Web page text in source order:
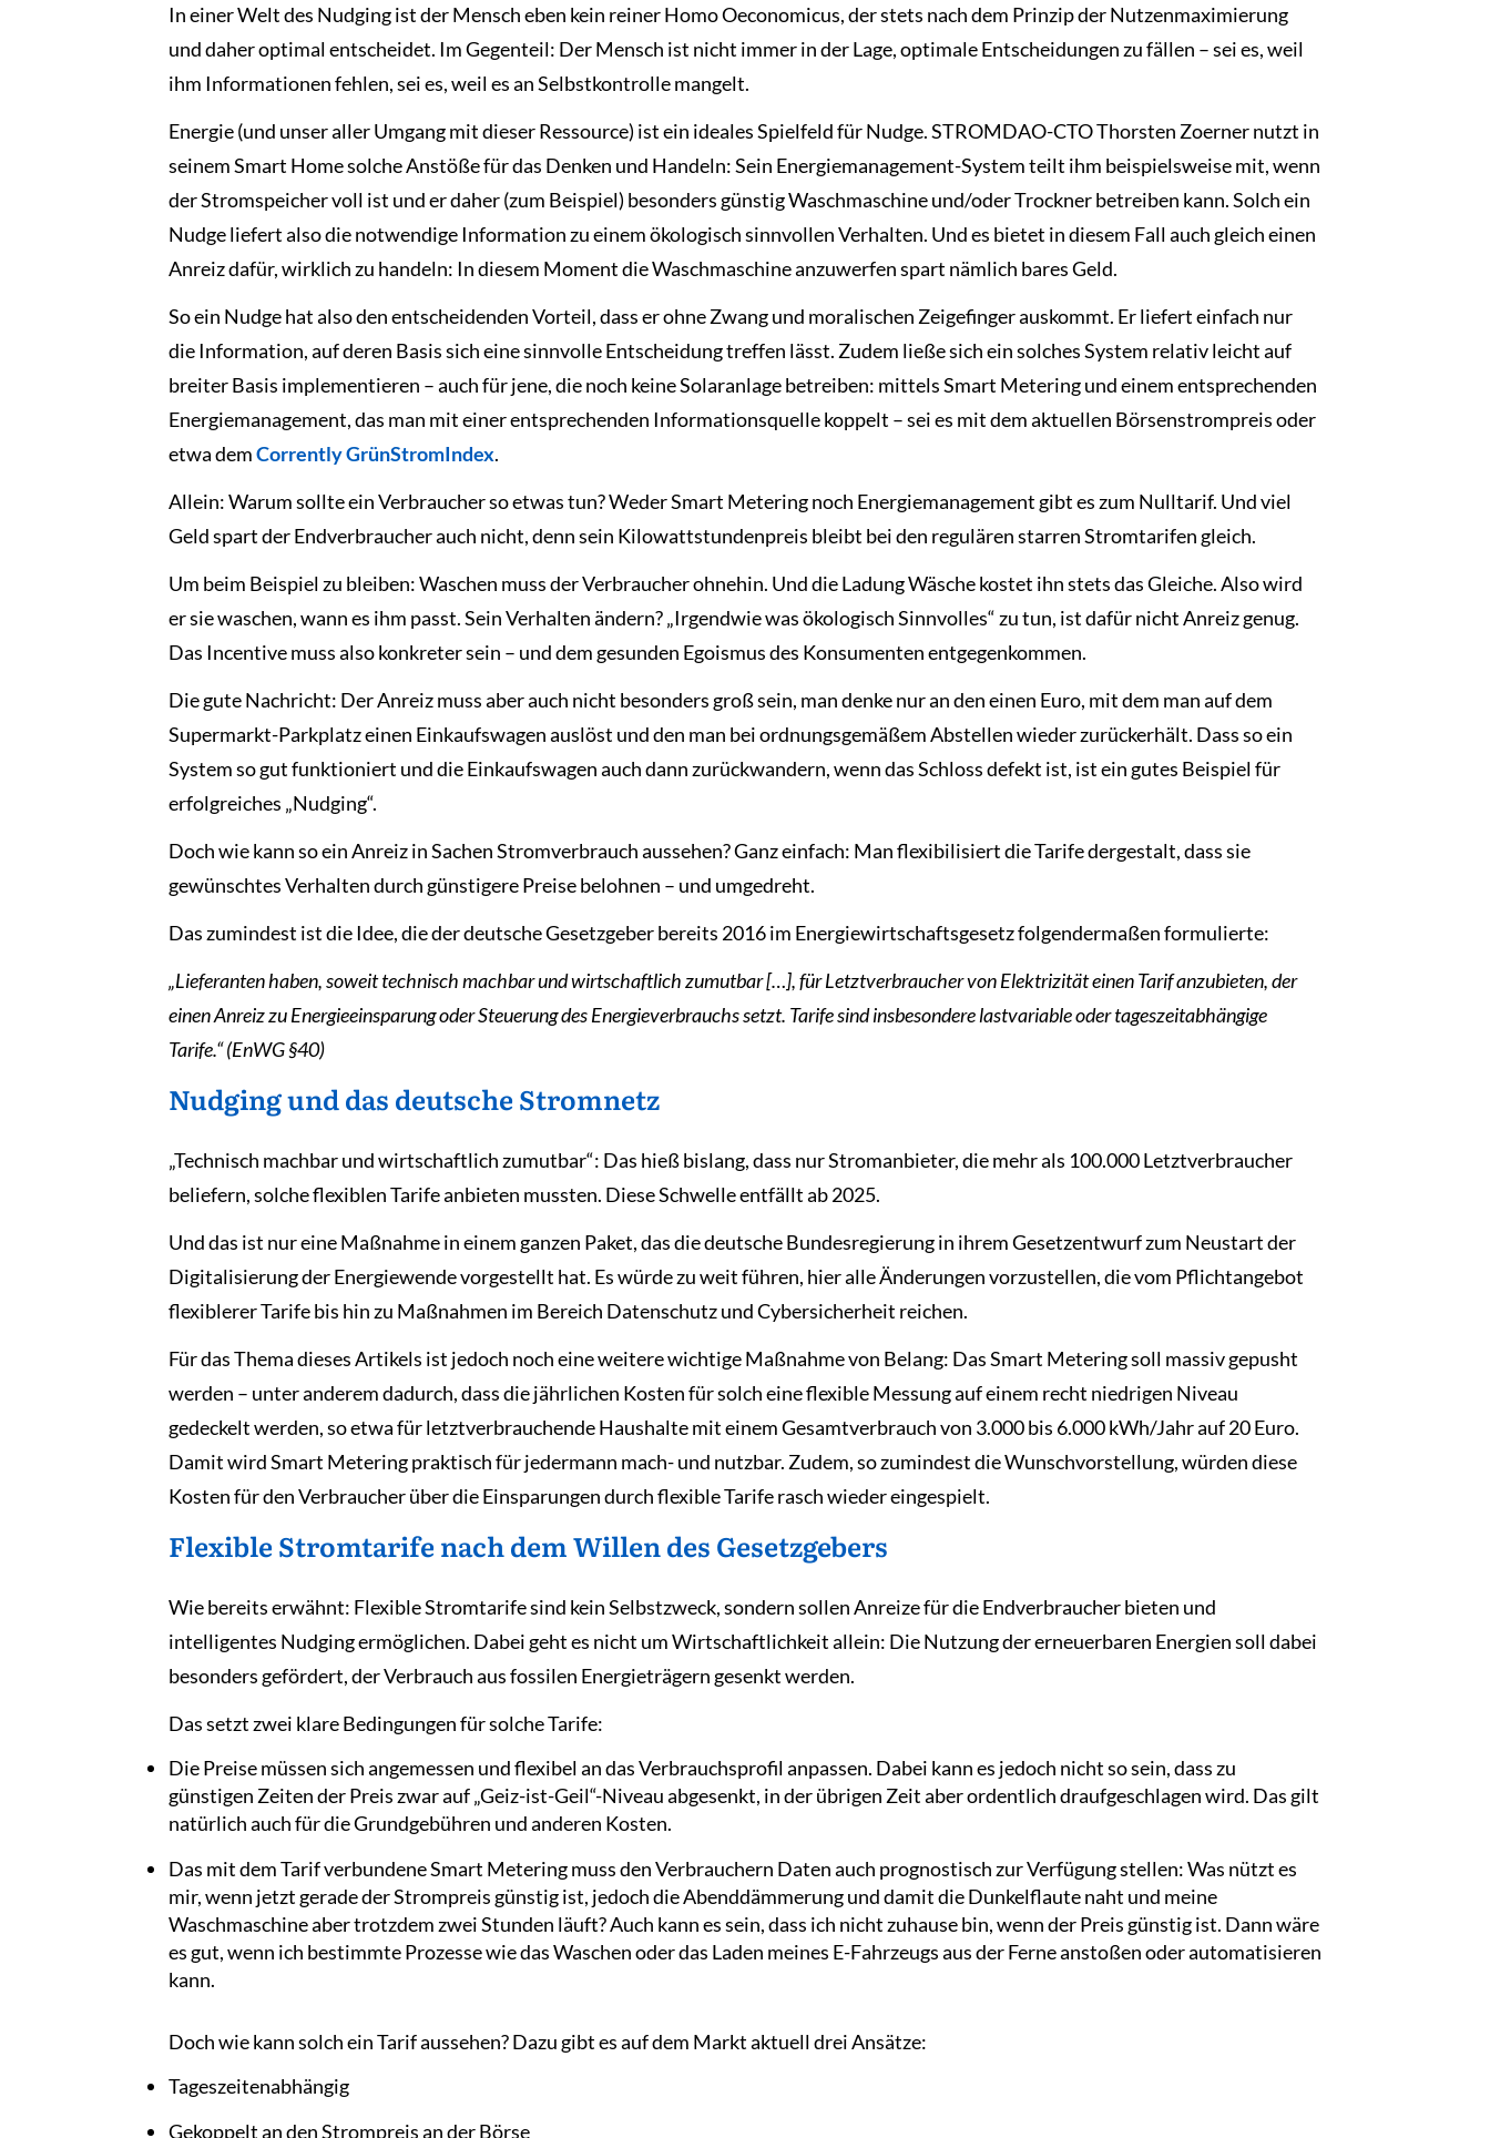
In einer Welt des Nudging ist der Mensch eben kein reiner Homo Oeconomicus, der stets nach dem Prinzip der Nutzenmaximierung
und daher optimal entscheidet. Im Gegenteil: Der Mensch ist nicht immer in der Lage, optimale Entscheidungen zu fällen – sei es, weil
ihm Informationen fehlen, sei es, weil es an Selbstkontrolle mangelt.
Energie (und unser aller Umgang mit dieser Ressource) ist ein ideales Spielfeld für Nudge. STROMDAO-CTO Thorsten Zoerner nutzt in
seinem Smart Home solche Anstöße für das Denken und Handeln: Sein Energiemanagement-System teilt ihm beispielsweise mit, wenn
der Stromspeicher voll ist und er daher (zum Beispiel) besonders günstig Waschmaschine und/oder Trockner betreiben kann. Solch ein
Nudge liefert also die notwendige Information zu einem ökologisch sinnvollen Verhalten. Und es bietet in diesem Fall auch gleich einen
Anreiz dafür, wirklich zu handeln: In diesem Moment die Waschmaschine anzuwerfen spart nämlich bares Geld.
So ein Nudge hat also den entscheidenden Vorteil, dass er ohne Zwang und moralischen Zeigefinger auskommt. Er liefert einfach nur
die Information, auf deren Basis sich eine sinnvolle Entscheidung treffen lässt. Zudem ließe sich ein solches System relativ leicht auf
breiter Basis implementieren – auch für jene, die noch keine Solaranlage betreiben: mittels Smart Metering und einem entsprechenden
Energiemanagement, das man mit einer entsprechenden Informationsquelle koppelt – sei es mit dem aktuellen Börsenstrompreis oder
etwa demCorrently GrünStromIndex.
Allein: Warum sollte ein Verbraucher so etwas tun? Weder Smart Metering noch Energiemanagement gibt es zum Nulltarif. Und viel
Geld spart der Endverbraucher auch nicht, denn sein Kilowattstundenpreis bleibt bei den regulären starren Stromtarifen gleich.
Um beim Beispiel zu bleiben: Waschen muss der Verbraucher ohnehin. Und die Ladung Wäsche kostet ihn stets das Gleiche. Also wird
er sie waschen, wann es ihm passt. Sein Verhalten ändern? „Irgendwie was ökologisch Sinnvolles“ zu tun, ist dafür nicht Anreiz genug.
Das Incentive muss also konkreter sein – und dem gesunden Egoismus des Konsumenten entgegenkommen.
Die gute Nachricht: Der Anreiz muss aber auch nicht besonders groß sein, man denke nur an den einen Euro, mit dem man auf dem
Supermarkt-Parkplatz einen Einkaufswagen auslöst und den man bei ordnungsgemäßem Abstellen wieder zurückerhält. Dass so ein
System so gut funktioniert und die Einkaufswagen auch dann zurückwandern, wenn das Schloss defekt ist, ist ein gutes Beispiel für
erfolgreiches „Nudging“.
Doch wie kann so ein Anreiz in Sachen Stromverbrauch aussehen? Ganz einfach: Man flexibilisiert die Tarife dergestalt, dass sie
gewünschtes Verhalten durch günstigere Preise belohnen – und umgedreht.
Das zumindest ist die Idee, die der deutsche Gesetzgeber bereits 2016 im Energiewirtschaftsgesetz folgendermaßen formulierte:
„Lieferanten haben, soweit technisch machbar und wirtschaftlich zumutbar […], für Letztverbraucher von Elektrizität einen Tarif anzubieten, der
einen Anreiz zu Energieeinsparung oder Steuerung des Energieverbrauchs setzt. Tarife sind insbesondere lastvariable oder tageszeitabhängige
Tarife.“ (EnWG §40)
Nudging und das deutsche Stromnetz
„Technisch machbar und wirtschaftlich zumutbar“: Das hieß bislang, dass nur Stromanbieter, die mehr als 100.000 Letztverbraucher
beliefern, solche flexiblen Tarife anbieten mussten. Diese Schwelle entfällt ab 2025.
Und das ist nur eine Maßnahme in einem ganzen Paket, das die deutsche Bundesregierung in ihrem Gesetzentwurf zum Neustart der
Digitalisierung der Energiewende vorgestellt hat. Es würde zu weit führen, hier alle Änderungen vorzustellen, die vom Pflichtangebot
flexiblerer Tarife bis hin zu Maßnahmen im Bereich Datenschutz und Cybersicherheit reichen.
Für das Thema dieses Artikels ist jedoch noch eine weitere wichtige Maßnahme von Belang: Das Smart Metering soll massiv gepusht
werden – unter anderem dadurch, dass die jährlichen Kosten für solch eine flexible Messung auf einem recht niedrigen Niveau
gedeckelt werden, so etwa für letztverbrauchende Haushalte mit einem Gesamtverbrauch von 3.000 bis 6.000 kWh/Jahr auf 20 Euro.
Damit wird Smart Metering praktisch für jedermann mach- und nutzbar. Zudem, so zumindest die Wunschvorstellung, würden diese
Kosten für den Verbraucher über die Einsparungen durch flexible Tarife rasch wieder eingespielt.
Flexible Stromtarife nach dem Willen des Gesetzgebers
Wie bereits erwähnt: Flexible Stromtarife sind kein Selbstzweck, sondern sollen Anreize für die Endverbraucher bieten und
intelligentes Nudging ermöglichen. Dabei geht es nicht um Wirtschaftlichkeit allein: Die Nutzung der erneuerbaren Energien soll dabei
besonders gefördert, der Verbrauch aus fossilen Energieträgern gesenkt werden.
Das setzt zwei klare Bedingungen für solche Tarife:
Die Preise müssen sich angemessen und flexibel an das Verbrauchsprofil anpassen. Dabei kann es jedoch nicht so sein, dass zu
günstigen Zeiten der Preis zwar auf „Geiz-ist-Geil“-Niveau abgesenkt, in der übrigen Zeit aber ordentlich draufgeschlagen wird. Das gilt
natürlich auch für die Grundgebühren und anderen Kosten.
Das mit dem Tarif verbundene Smart Metering muss den Verbrauchern Daten auch prognostisch zur Verfügung stellen: Was nützt es
mir, wenn jetzt gerade der Strompreis günstig ist, jedoch die Abenddämmerung und damit die Dunkelflaute naht und meine
Waschmaschine aber trotzdem zwei Stunden läuft? Auch kann es sein, dass ich nicht zuhause bin, wenn der Preis günstig ist. Dann wäre
es gut, wenn ich bestimmte Prozesse wie das Waschen oder das Laden meines E-Fahrzeugs aus der Ferne anstoßen oder automatisieren
kann.
Doch wie kann solch ein Tarif aussehen? Dazu gibt es auf dem Markt aktuell drei Ansätze:
Tageszeitenabhängig
Gekoppelt an den Strompreis an der Börse